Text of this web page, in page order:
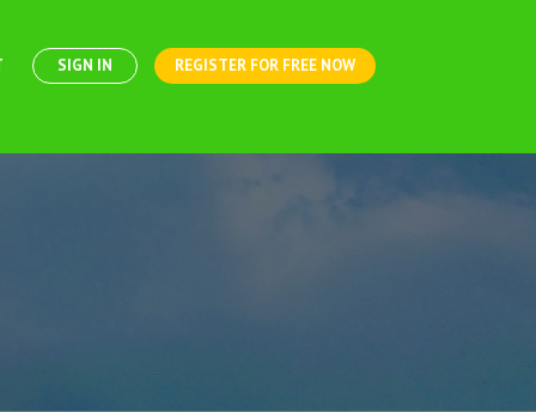
SIGN IN REGISTER FOR FREE NOW